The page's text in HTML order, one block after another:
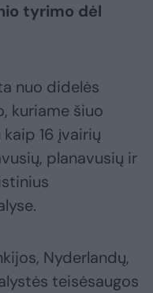
tyrimo dėl
nuo didelės
kuriame šiuo
16 įvairių
planavusių ir
Nyderlandų,
teisėsaugos